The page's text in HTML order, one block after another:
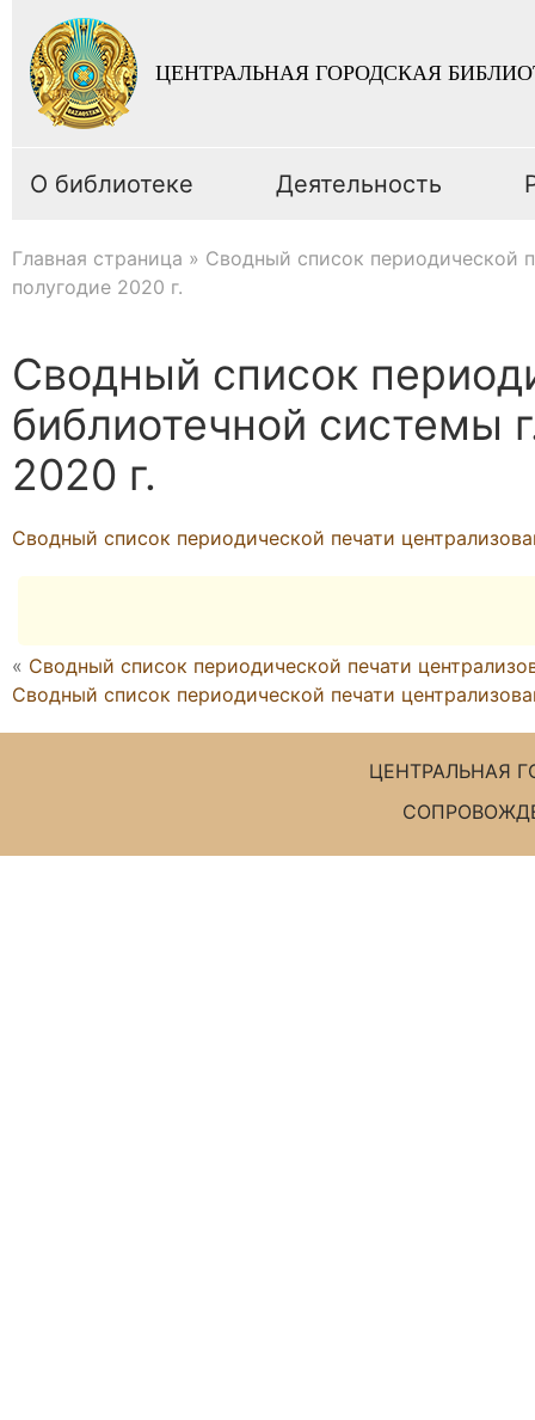
ЦЕНТРАЛЬНАЯ ГОРОДСКАЯ
О библиотеке Деятельность
Главная страница » Сводный список периодической
полугодие 2020 г.
Сводный список
библиотечной системы
2020 г.
Сводный список периодической печати
« Сводный список периодической печати
Сводный список периодической печати
ЦЕНТРАЛЬНАЯ